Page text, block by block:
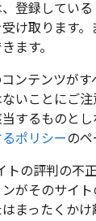
登録している
け取ります。
ます。
ンテンツが
いことにご
するものと
ポリシーのペ
トの評判の不
がそのサイ
まったくか